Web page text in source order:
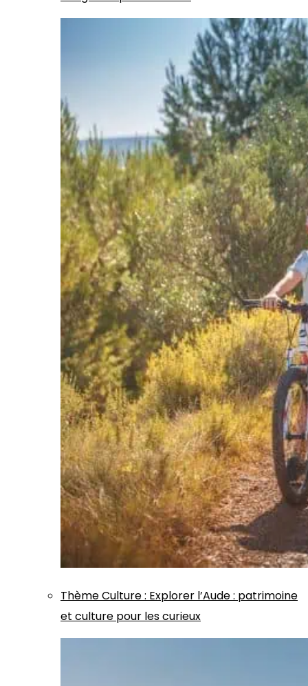
ThèmeCulture: Explorer l’Aude : patrimoine
et culture pour les curieux